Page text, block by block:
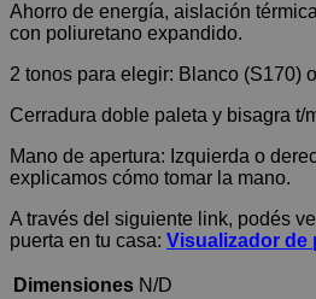
Ahorro de energía, aislación
con poliuretano expandido.
2 tonos para elegir: Blanco (S170)
Cerradura doble paleta y bisagra t/
Mano de apertura: Izquierda o
explicamos cómo tomar la mano.
A través del siguiente link, podés
puerta en tu casa: Visualizador de
Dimensiones N/D